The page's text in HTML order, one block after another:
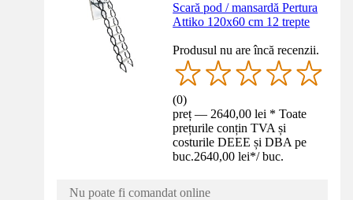
Scară pod / mansardă Pertura
Attiko 120x60 cm 12 trepte
Produsul nu are încă recenzii.
(0)
preț — 2640,00 lei * Toate
prețurile conțin TVA și
costurile DEEE și DBA pe
buc.2640,00 lei*/ buc.
Nu poate fi comandat online